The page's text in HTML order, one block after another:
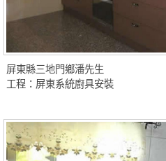
屏東縣三地門鄉潘先生
工程：屏東系統廚具安裝